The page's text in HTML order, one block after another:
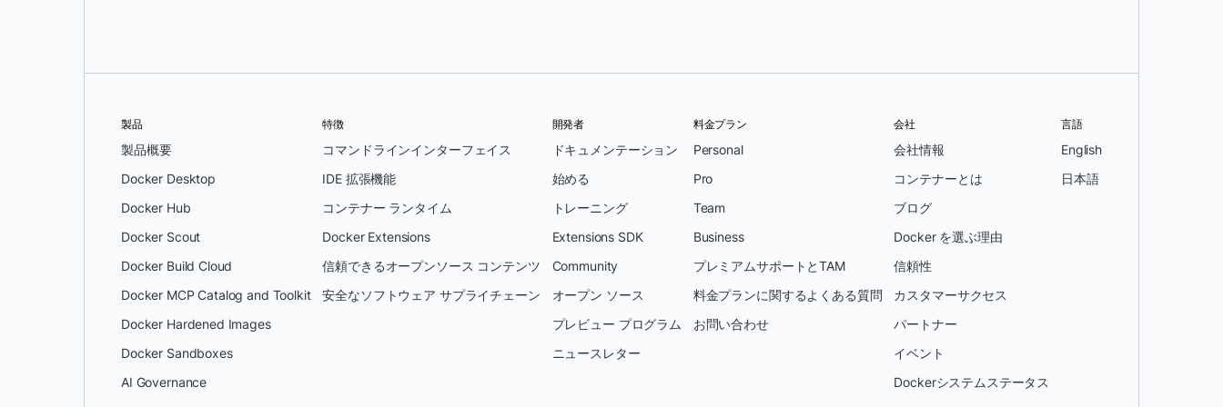
製品
製品概要
Docker Desktop
Docker Hub
Docker Scout
Docker Build Cloud
Docker MCP Catalog and Toolkit
Docker Hardened Images
Docker Sandboxes
AI Governance
特徴
コマンドラインインターフェイス
IDE 拡張機能
コンテナー ランタイム
Docker Extensions
信頼できるオープンソース コンテンツ
安全なソフトウェア サプライチェーン
開発者
ドキュメンテーション
始める
トレーニング
Extensions SDK
Community
オープン ソース
プレビュー プログラム
ニュースレター
料金プラン
Personal
Pro
Team
Business
プレミアムサポートとTAM
料金プランに関するよくある質問
お問い合わせ
会社
会社情報
コンテナーとは
ブログ
Docker を選ぶ理由
信頼性
カスタマーサクセス
パートナー
イベント
Dockerシステムステータス
言語
English
日本語